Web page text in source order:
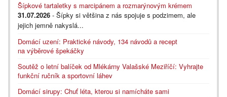
Šípkové tartaletky s marcipánem a rozmarýnovým krémem
31.07.2026 - Šípky si většina z nás spojuje s podzimem, ale
jejich jemně nakyslá...
Domácí uzení: Praktické návody, 134 návodů a recept
na výběrové špekáčky
Soutěž o letní balíček od Mlékárny Valašské Meziříčí: Vyhrajte
funkční ručník a sportovní láhev
Domácí sirupy: Chuť léta, kterou si namícháte sami